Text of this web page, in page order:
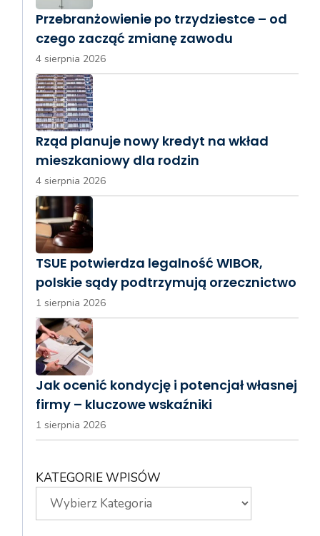
Przebranżowienie po trzydziestce – od
czego zacząć zmianę zawodu
4 sierpnia 2026
Rząd planuje nowy kredyt na wkład
mieszkaniowy dla rodzin
4 sierpnia 2026
TSUE potwierdza legalność WIBOR,
polskie sądy podtrzymują orzecznictwo
1 sierpnia 2026
Jak ocenić kondycję i potencjał własnej
firmy – kluczowe wskaźniki
1 sierpnia 2026
KATEGORIE WPISÓW